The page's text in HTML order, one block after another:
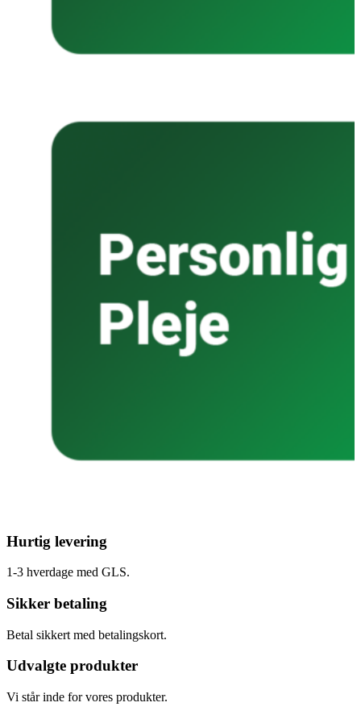
Hurtig levering
1-3 hverdage med GLS.
Sikker betaling
Betal sikkert med betalingskort.
Udvalgte produkter
Vi står inde for vores produkter.